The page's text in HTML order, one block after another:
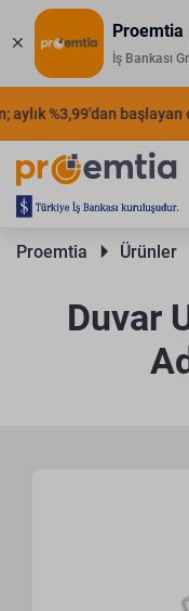
Proemtia
İş Bankası
aylık %3,99'dan
Proemtia Ürünler
Duvar